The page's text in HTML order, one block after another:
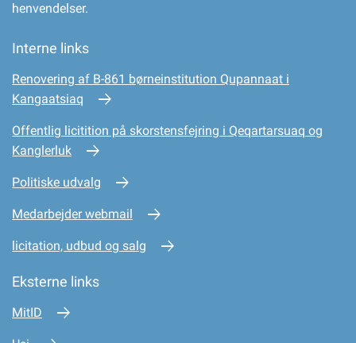
henvendelser.
Interne links
Renovering af B-861 børneinstitution Qupannaat i
Kangaatsiaq
Offentlig licitition på skorstensfejring i Qeqartarsuaq og
Kanglerluk
Politiske udvalg
Medarbejder webmail
licitation, udbud og salg
Eksterne links
MitID